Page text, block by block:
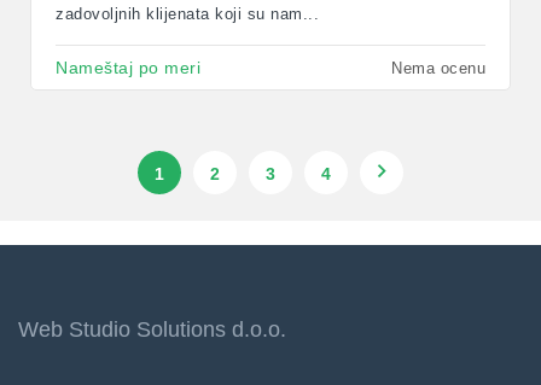
zadovoljnih klijenata koji su nam...
Nameštaj po meri Nema ocenu
1 2 3 4
Web Studio Solutions d.o.o.